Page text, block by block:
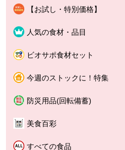
【お試し・特別価格】
人気の食材・品目
ビオサポ食材セット
今週のストックに！特集
防災用品(回転備蓄)
美食百彩
すべての食品